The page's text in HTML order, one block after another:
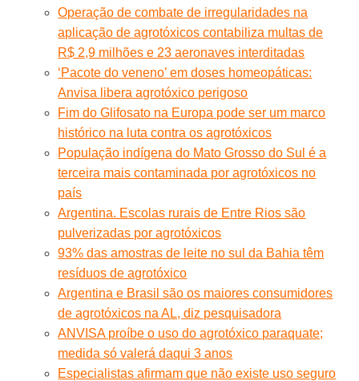
Operação de combate de irregularidades na
aplicação de agrotóxicos contabiliza multas de
R$ 2,9 milhões e 23 aeronaves interditadas
‘Pacote do veneno’ em doses homeopáticas:
Anvisa libera agrotóxico perigoso
Fim do Glifosato na Europa pode ser um marco
histórico na luta contra os agrotóxicos
População indígena do Mato Grosso do Sul é a
terceira mais contaminada por agrotóxicos no
país
Argentina. Escolas rurais de Entre Rios são
pulverizadas por agrotóxicos
93% das amostras de leite no sul da Bahia têm
resíduos de agrotóxico
Argentina e Brasil são os maiores consumidores
de agrotóxicos na AL, diz pesquisadora
ANVISA proíbe o uso do agrotóxico paraquate;
medida só valerá daqui 3 anos
Especialistas afirmam que não existe uso seguro